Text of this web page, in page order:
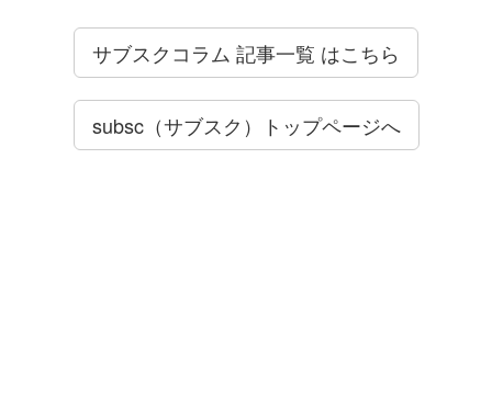
サブスクコラム 記事一覧 はこちら
subsc（サブスク）トップページへ